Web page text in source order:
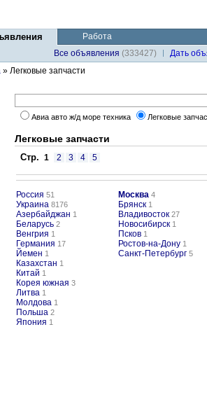
Работа
Все объявления (333427)
Дaть
» Легковые запчасти
Авиа авто ж/д море техника Легковые
Легковые запчасти
Стр. 1 2 3 4 5
Россия 51
Украина 8176
Азербайджан 1
Беларусь 2
Венгрия 1
Германия 17
Йемен 1
Казахстан 1
Китай 1
Корея южная 3
Литва 1
Молдова 1
Польша 2
Япония 1
Москва 4
Брянск 1
Владивосток 27
Новосибирск 1
Псков 1
Ростов-на-Дону 1
Санкт-Петербург 5